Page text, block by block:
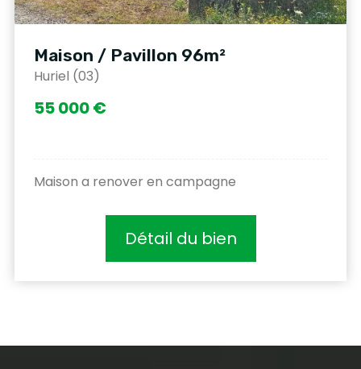
Maison / Pavillon 96m²
Huriel (03)
55 000 €
Maison a renover en campagne
Détail du bien